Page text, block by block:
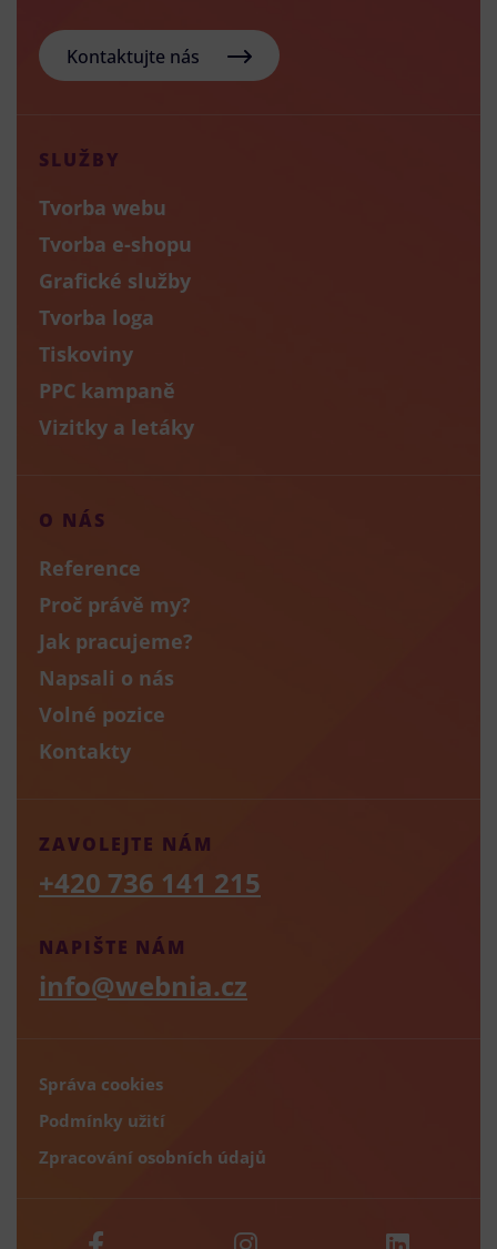
Kontaktujte nás
SLUŽBY
Tvorba webu
Tvorba e-shopu
Grafické služby
Tvorba loga
Tiskoviny
PPC kampaně
Vizitky a letáky
O NÁS
Reference
Proč právě my?
Jak pracujeme?
Napsali o nás
Volné pozice
Kontakty
NAPIŠTE NÁM
info@webnia.cz
ZAVOLEJTE NÁM
+420 736 141 215
Správa cookies
Podmínky užití
Zpracování osobních údajů